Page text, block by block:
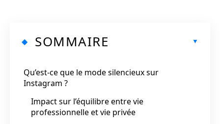
SOMMAIRE
Qu’est-ce que le mode silencieux sur
Instagram ?
Impact sur l’équilibre entre vie
professionnelle et vie privée